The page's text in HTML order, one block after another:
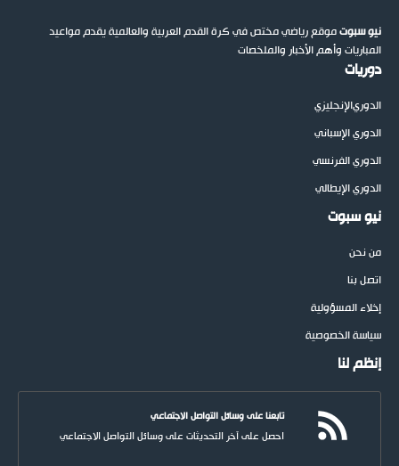
نيو سبوتموقع رياضي مختص في كرة القدم العربية والعالمية يقدم مواعيد
المباريات وأهم الأخبار والملخصات
دوريات
الدوريالإنجليزي
الدوري الإسباني
الدوري الفرنسي
الدوري الإيطالي
نيو سبوت
من نحن
اتصل بنا
إخلاء المسؤولية
سياسة الخصوصية
إنظم لنا
تابعنا على وسائل التواصل الاجتماعي
احصل على آخر التحديثات على وسائل التواصل الاجتماعي